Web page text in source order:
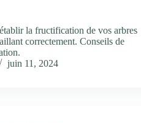
la fructification de vos arbres
correctement. Conseils de
juin 11, 2024